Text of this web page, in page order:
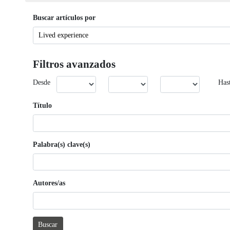
Buscar artículos por
Filtros avanzados
Desde
Título
Palabra(s) clave(s)
Autores/as
Buscar